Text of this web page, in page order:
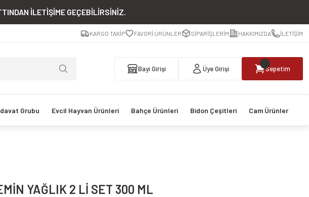
İLETİŞİME GEÇEBİLİRSİNİZ.
KARGO TAKİP FAVORİ ÜRÜNLER SİPARİŞLERİM HAKKIMIZDA İLETİŞİM
Bayi Girişi Üye Girişi Sepetim
Grubu Evcil Hayvan Ürünleri Bahçe Ürünleri Bidon Çeşitleri Cam Ürünler
YAĞLIK 2 Lİ SET 300 ML